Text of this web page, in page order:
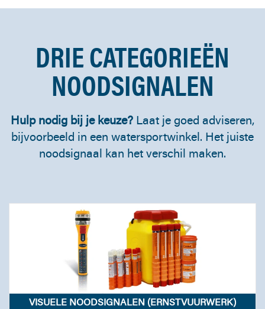
DRIE CATEGORIEËN
NOODSIGNALEN
Hulp nodig bij je keuze? Laat je goed adviseren,
bijvoorbeeld in een watersportwinkel. Het juiste
noodsignaal kan het verschil maken.
VISUELE NOODSIGNALEN (ERNSTVUURWERK)